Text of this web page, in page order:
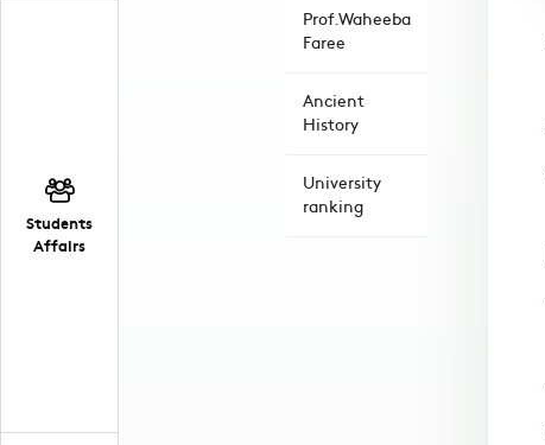
Students
Affairs
Prof.Waheeba
Faree
Ancient
History
University
ranking